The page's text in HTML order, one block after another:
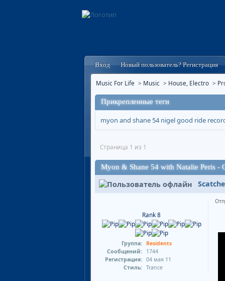
Вход Новый пользователь? Регистрация
Music For Life > Music > House, Electro >
Прикрепленные теги
myon and shane 54 nigel good ride
Страница 1 из 1
Myon & Shane 54 with Natalie Peris -
Rank 8
Группа:
Residents
Сообщений:
1744
Регистрация:
04 мая 11
Стиль:
Trance